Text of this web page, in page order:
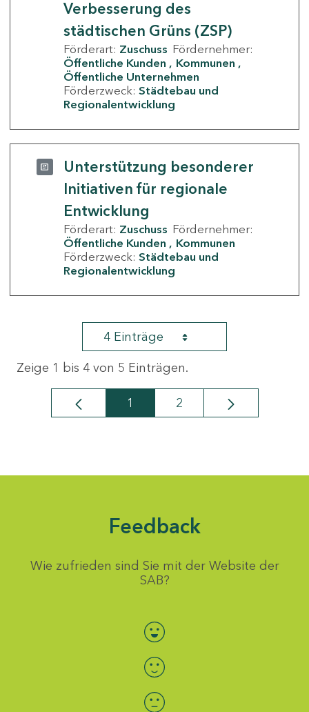
Verbesserung des
städtischen Grüns (ZSP)
Förderart: Zuschuss Fördernehmer:
Öffentliche Kunden
Kommunen
Öffentliche Unternehmen
Förderzweck: Städtebau und
Regionalentwicklung
Unterstützung besonderer
Initiativen für regionale
Entwicklung
Förderart: Zuschuss Fördernehmer:
Öffentliche Kunden
Kommunen
Förderzweck: Städtebau und
Regionalentwicklung
4 Einträge
Zeige 1 bis 4 von 5 Einträgen.
Seite
1 Seite
2
Feedback
Wie zufrieden sind Sie mit der Website der
SAB?
Bewertung auswählen